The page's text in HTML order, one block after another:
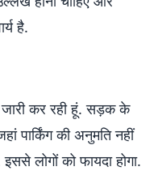
है.
कर रही हूं. सड़क के
पार्किंग की अनुमति नहीं
लोगों को फायदा होगा.